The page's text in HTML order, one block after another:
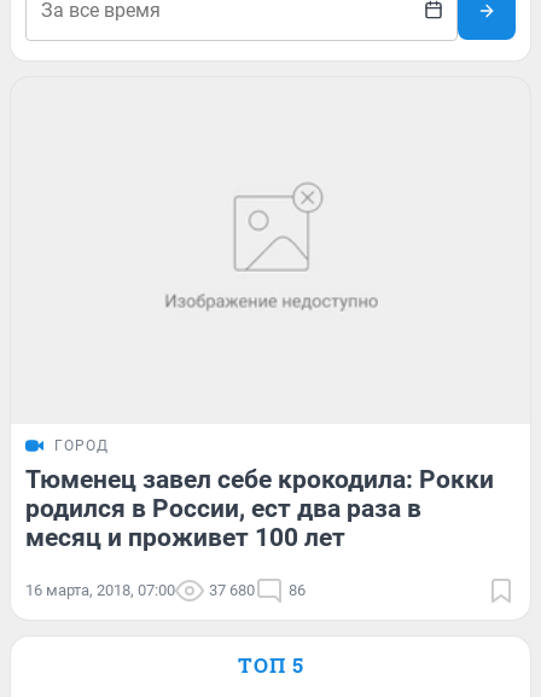
ГОРОД
Тюменец завел себе крокодила: Рокки
родился в России, ест два раза в
месяц и проживет 100 лет
16 марта, 2018, 07:00 37 680 86
ТОП 5